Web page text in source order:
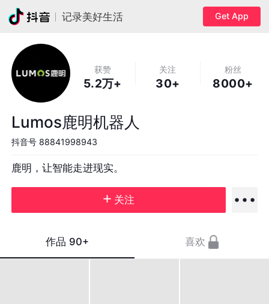
记录美好生活 Get App
获赞
5.2万+
关注
30+
粉丝
8000+
Lumos鹿明机器人
抖音号 88841998943
鹿明，让智能走进现实。
关注
作品 90+ 喜欢